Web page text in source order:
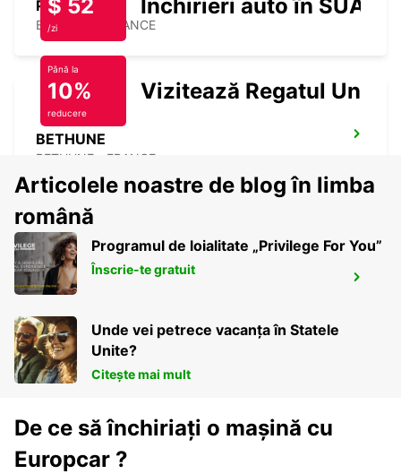
POINT
BETHUNE - FRANCE
BETHUNE
BETHUNE - FRANCE
VALENCIENNES RAILWAY STATION -
SERVICE POINT
$ 52
/zi
Închirieri auto în SUA
Până la
10%
reducere
Vizitează Regatul Unit
Articolele noastre de blog în limba
română
Programul de loialitate „Privilege For You”
Înscrie-te gratuit
Unde vei petrece vacanța în Statele
Unite?
Citește mai mult
De ce să închiriați o mașină cu
Europcar ?